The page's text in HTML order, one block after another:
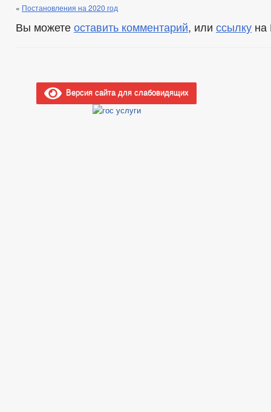
« Постановления на 2020 год
Вы можете оставить комментарий, или ссылку на
Версия сайта для слабовидящих